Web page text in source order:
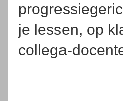
je lessen, op
collega-